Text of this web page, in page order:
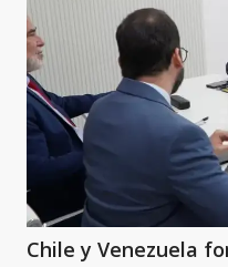
Chile y Venezuela